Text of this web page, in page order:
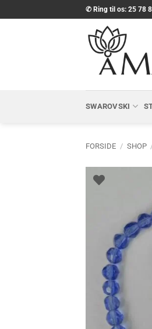
til
✆ Ring til os: 25 78
SWAROVSKI
FORSIDE / SHOP